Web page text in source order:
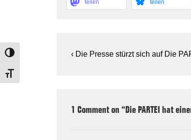
TOGGLE HIGH CONTRAST
TOGGLE FONT SIZE
teilen teilen
Beitragsnavigation
Previous
‹ Die Presse stürzt sich auf Die
1 Comment on “Die PARTEI hat